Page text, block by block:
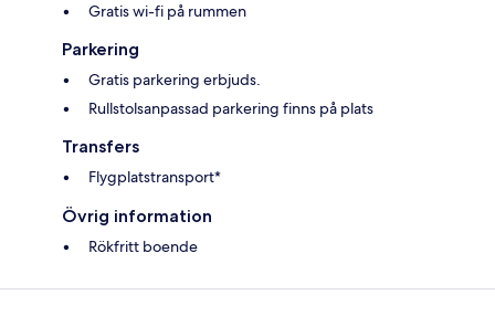
Gratis wi-fi på rummen
Parkering
Gratis parkering erbjuds.
Rullstolsanpassad parkering finns på plats
Transfers
Flygplatstransport*
Övrig information
Rökfritt boende